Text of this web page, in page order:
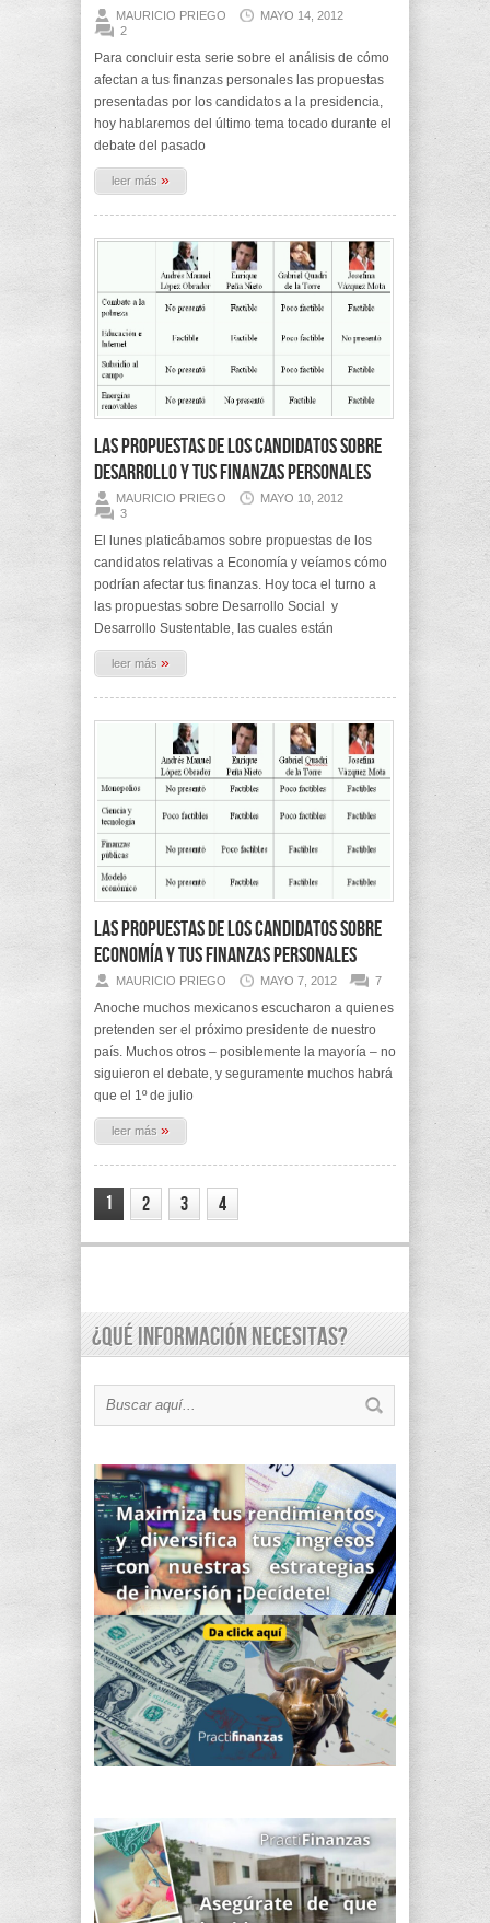
MAURICIO PRIEGO
MAYO 14, 2012
2
Para concluir esta serie sobre el análisis de cómo
afectan a tus finanzas personales las propuestas
presentadas por los candidatos a la presidencia,
hoy hablaremos del último tema tocado durante el
debate del pasado
leer más »
Las propuestas de los candidatos sobre
Desarrollo y tus finanzas personales
MAURICIO PRIEGO
MAYO 10, 2012
3
El lunes platicábamos sobre propuestas de los
candidatos relativas a Economía y veíamos cómo
podrían afectar tus finanzas. Hoy toca el turno a
las propuestas sobre Desarrollo Social y
Desarrollo Sustentable, las cuales están
leer más »
Las propuestas de los candidatos sobre
Economía y tus finanzas personales
MAURICIO PRIEGO MAYO 7, 2012 7
Anoche muchos mexicanos escucharon a quienes
pretenden ser el próximo presidente de nuestro
país. Muchos otros – posiblemente la mayoría – no
siguieron el debate, y seguramente muchos habrá
que el 1º de julio
leer más »
1 2 3 4
¿Qué información necesitas?